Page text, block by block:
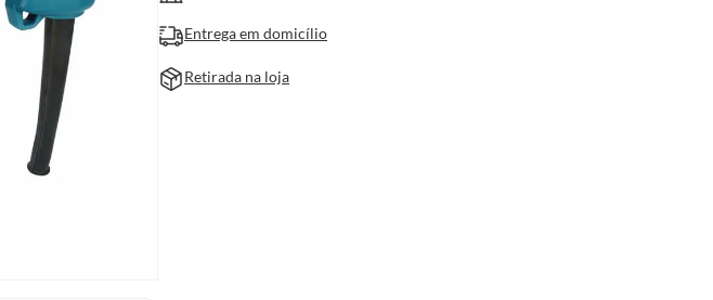
Entrega em domicílio
Retirada na loja